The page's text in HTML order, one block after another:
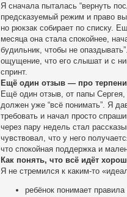
Я сначала пыталась “вернуть
предсказуемый режим и право
но рюкзак собирает по списку.
месяца она стала спокойнее,
будильник, чтобы не
ощущение, что его слышат и с
спринт.
Ещё один отзыв — про
Ещё один отзыв, от папы
должен уже “всё понимать”. Я
требовать и начал просто
через пару недель стал
чувствовал, что у него
что спокойная поддержка и
Как понять, что всё идёт
Я не стремился к каким-то
ребёнок понимает